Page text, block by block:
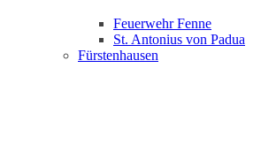
Feuerwehr Fenne
St. Antonius von Padua
Fürstenhausen